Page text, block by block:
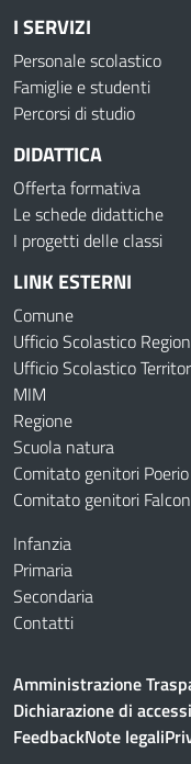
I SERVIZI
Personale scolastico
Famiglie e studenti
Percorsi di studio
DIDATTICA
Offerta formativa
Le schede didattiche
I progetti delle classi
LINK ESTERNI
Comune
Ufficio Scolastico
Ufficio Scolastico
MIM
Regione
Scuola natura
Comitato genitori Poerio
Comitato genitori
Infanzia
Primaria
Secondaria
Contatti
Amministrazione
Dichiarazione di
FeedbackNote legali